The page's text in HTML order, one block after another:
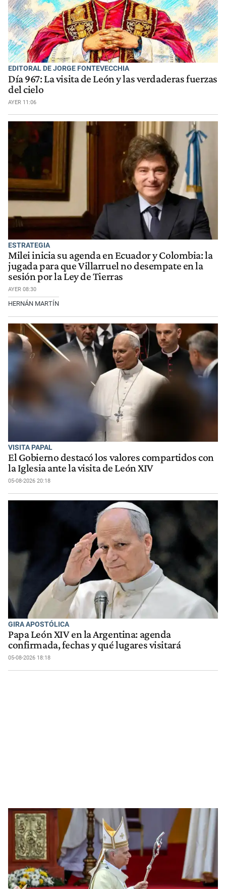
EDITORAL DE JORGE FONTEVECCHIA
Día 967: La visita de León y las verdaderas fuerzas
del cielo
AYER 11:06
ESTRATEGIA
Milei inicia su agenda en Ecuador y Colombia: la
jugada para que Villarruel no desempate en la
sesión por la Ley de Tierras
AYER 08:30
HERNÁN MARTÍN
VISITA PAPAL
El Gobierno destacó los valores compartidos con
la Iglesia ante la visita de León XIV
05-08-2026 20:18
GIRA APOSTÓLICA
Papa León XIV en la Argentina: agenda
confirmada, fechas y qué lugares visitará
05-08-2026 18:18